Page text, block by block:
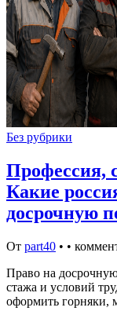
Без рубрики
Профессия,
Какие
досрочную
От part40 • •
Право на
стажа и условий
оформить горняки,